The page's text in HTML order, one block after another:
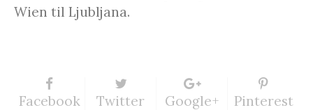
Wien til Ljubljana.
Facebook Twitter Google+ Pinterest